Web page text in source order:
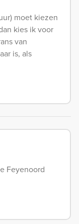
moet kiezen
kies ik voor
van
is, als
Feyenoord